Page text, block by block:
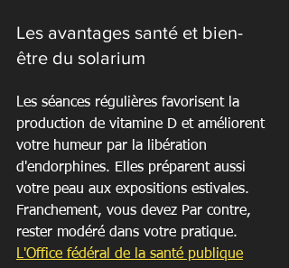
Les avantages santé et bien-
être du solarium
Les séances régulières favorisent la
production de vitamine D et améliorent
votre humeur par la libération
d'endorphines. Elles préparent aussi
votre peau aux expositions estivales.
Franchement, vous devez Par contre,
rester modéré dans votre pratique.
L'Office fédéral de la santé publique